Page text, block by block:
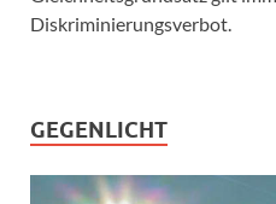
Diskriminierungsverbot.
GEGENLICHT